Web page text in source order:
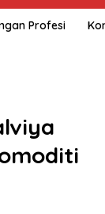
Profesi